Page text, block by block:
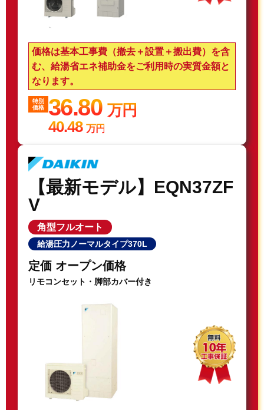
価格は基本工事費（撤去＋設置＋搬出費）を含
む、給湯省エネ補助金をご利用時の実質金額と
なります。
特別
価格
36.80万円
40.48 万円
【最新モデル】EQN37ZF
V
角型フルオート
給湯圧力ノーマルタイプ370L
定価 オープン価格
リモコンセット・脚部カバー付き